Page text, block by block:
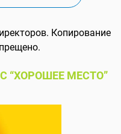
Копирование
“ХОРОШЕЕ МЕСТО”